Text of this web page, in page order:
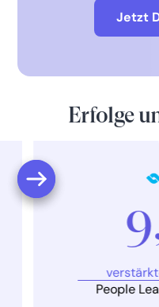
Jetzt
Erfolge
People